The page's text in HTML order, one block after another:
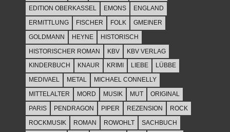
EDITION OBERKASSEL
EMONS
ENGLAND
ERMITTLUNG
FISCHER FOLK
GMEINER
GOLDMANN
HEYNE
HISTORISCH
HISTORISCHER ROMAN
KBV
KBV VERLAG
KINDERBUCH
KNAUR KRIMI LIEBE
LÜBBE
MEDIVAEL
METAL
MICHAEL CONNELLY
MITTELALTER
MORD MUSIK MUT
ORIGINAL
PARIS
PENDRAGON PIPER REZENSION
ROCK
ROCKMUSIK
ROMAN ROWOHLT SACHBUCH